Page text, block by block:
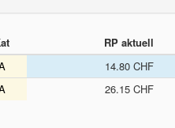
RP aktuell
14.80 CHF
26.15 CHF